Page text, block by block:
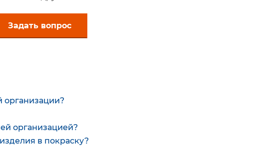
Задать вопрос
организации?
организацией?
в покраску?